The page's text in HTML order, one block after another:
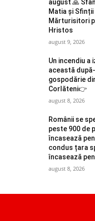
august 🙏
Matia și
Mărturisitori
Hristos
august 9, 2026
Un incendiu a
această
gospodărie
Corlăteni👉
august 8, 2026
Românii se
peste 900 de
încasează
condus țara
încasează
august 8, 2026